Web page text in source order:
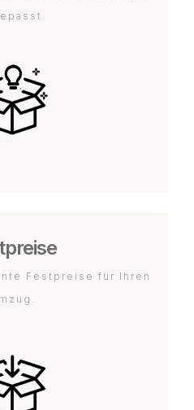
Festpreise für Ihren